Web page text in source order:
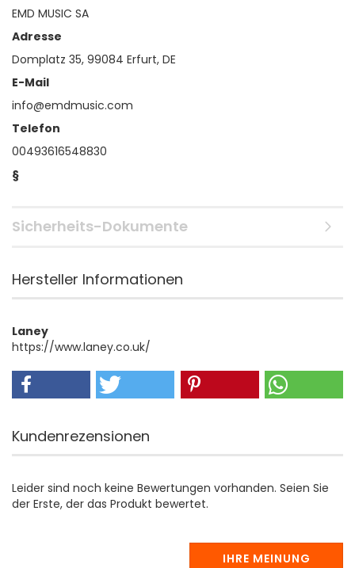
EMD MUSIC SA
Adresse
Domplatz 35, 99084 Erfurt, DE
E-Mail
info@emdmusic.com
Telefon
00493616548830
§
Sicherheits-Dokumente
Hersteller Informationen
Laney
https://www.laney.co.uk/
Kundenrezensionen
Leider sind noch keine Bewertungen vorhanden. Seien Sie
der Erste, der das Produkt bewertet.
IHRE MEINUNG